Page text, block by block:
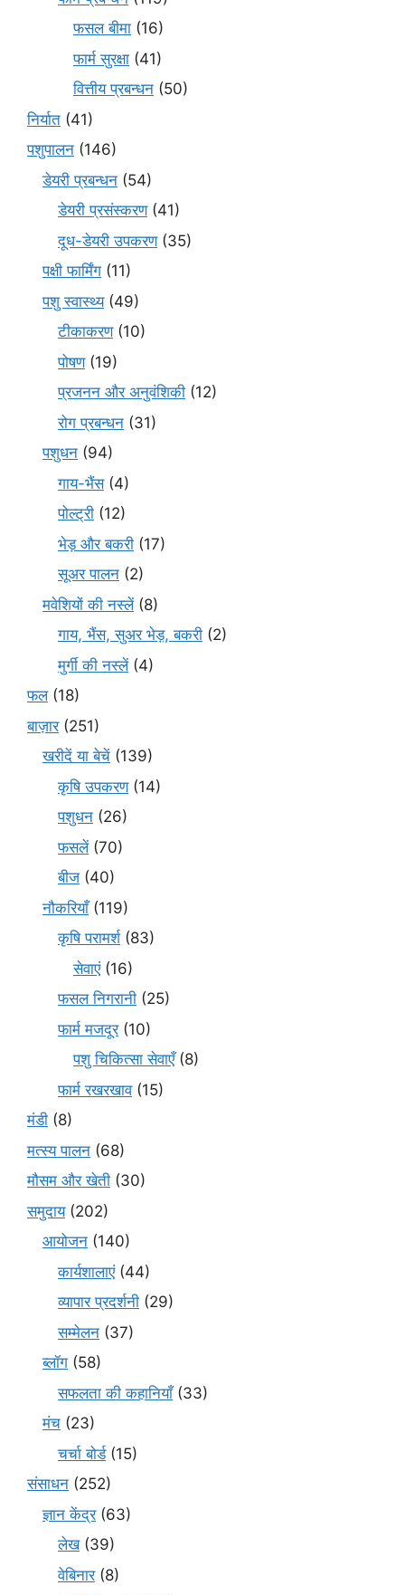
फसल बीमा (16)
फार्म सुरक्षा (41)
वित्तीय प्रबन्धन (50)
निर्यात (41)
पशुपालन (146)
डेयरी प्रबन्धन (54)
डेयरी प्रसंस्करण(41)
दूध-डेयरी उपकरण(35)
पक्षी फार्मिंग (11)
पशु स्वास्थ्य(49)
टीकाकरण(10)
पोषण(19)
प्रजनन और अनुवंशिकी (12)
रोग प्रबन्धन (31)
पशुधन (94)
गाय-भैंस(4)
पोल्ट्री (12)
भेड़ और बकरी (17)
सूअर पालन (2)
मवेशियों की नस्लें(8)
गाय, भैंस, सुअर भेड़, बकरी (2)
मुर्गी की नस्लें(4)
फल(18)
बाज़ार(251)
खरीदें या बेचें (139)
कृषि उपकरण(14)
पशुधन (26)
फसलें(70)
बीज (40)
नौकरियाँ(119)
कृषि परामर्श(83)
सेवाएं(16)
फसल निगरानी (25)
फार्म मजदूर(10)
पशु चिकित्सा सेवाएँ(8)
फार्म रखरखाव(15)
मंडी (8)
मत्स्य पालन (68)
मौसम और खेती (30)
समुदाय(202)
आयोजन (140)
कार्यशालाएं(44)
व्यापार प्रदर्शनी (29)
सम्मेलन (37)
ब्लॉग (58)
सफलता की कहानियाँ(33)
मंच (23)
चर्चा बोर्ड(15)
संसाधन (252)
ज्ञान केंद्र(63)
लेख(39)
वेबिनार(8)